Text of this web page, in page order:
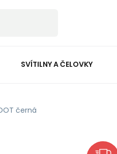
SVÍTILNY A ČELOVKY
černá